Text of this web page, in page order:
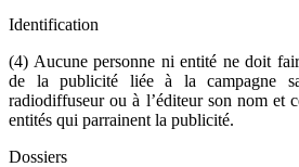
Identification
(4) Aucune personne ni entité ne doit
de la publicité liée à la campagne
radiodiffuseur ou à l’éditeur son nom et
entités qui parrainent la publicité.
Dossiers